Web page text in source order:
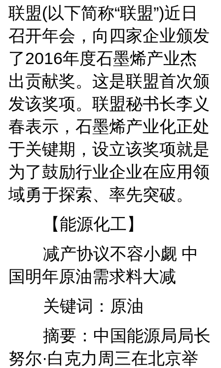
联盟(以下简称“联盟”)近日
召开年会，向四家企业颁发
了2016年度石墨烯产业杰
出贡献奖。这是联盟首次颁
发该奖项。联盟秘书长李义
春表示，石墨烯产业化正处
于关键期，设立该奖项就是
为了鼓励行业企业在应用领
域勇于探索、率先突破。
【能源化工】
减产协议不容小觑 中
国明年原油需求料大减
关键词：原油
摘要：中国能源局局长
努尔·白克力周三在北京举